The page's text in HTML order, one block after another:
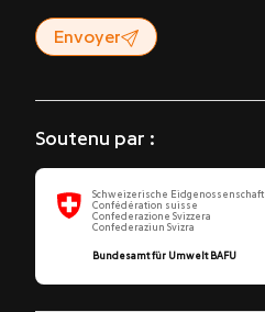
Envoyer
Soutenu par :
Schweizerische Eidgenossenschaft
Confédération suisse
Confederazione Svizzera
Confederaziun Svizra
Bundesamt für Umwelt BAFU